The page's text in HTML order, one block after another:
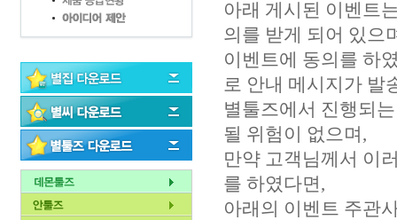
아래 게시된 이벤트
의를 받게 되어 있으
이벤트에 동의를 하
로 안내 메시지가 발
별툴즈에서 진행되
될 위험이 없으며,
만약 고객님께서 이
를 하였다면,
아래의 이벤트 주관